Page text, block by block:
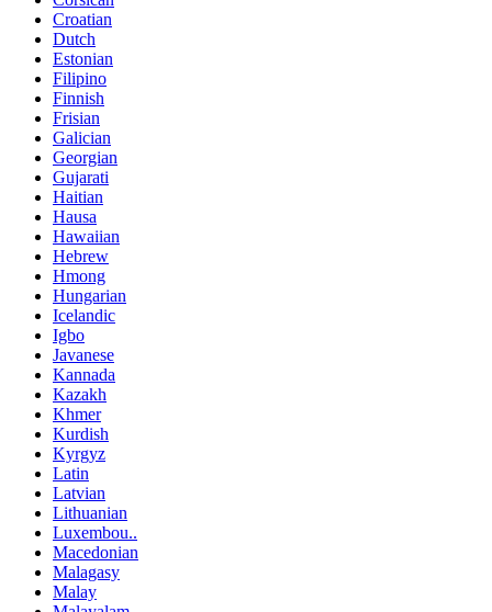
Croatian
Dutch
Estonian
Filipino
Finnish
Frisian
Galician
Georgian
Gujarati
Haitian
Hausa
Hawaiian
Hebrew
Hmong
Hungarian
Icelandic
Igbo
Javanese
Kannada
Kazakh
Khmer
Kurdish
Kyrgyz
Latin
Latvian
Lithuanian
Luxembou..
Macedonian
Malagasy
Malay